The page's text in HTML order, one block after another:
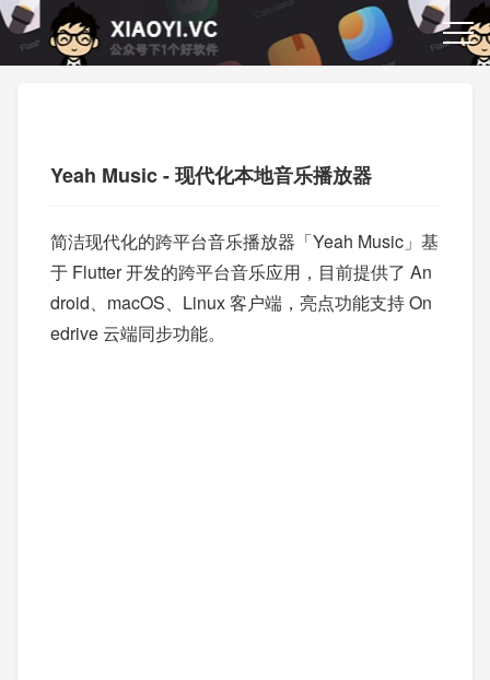
Yeah Music - 现代化本地音乐播放器
简洁现代化的跨平台音乐播放器「Yeah Music」基
于 Flutter 开发的跨平台音乐应用，目前提供了 An
droid、macOS、Linux 客户端，亮点功能支持 On
edrive 云端同步功能。